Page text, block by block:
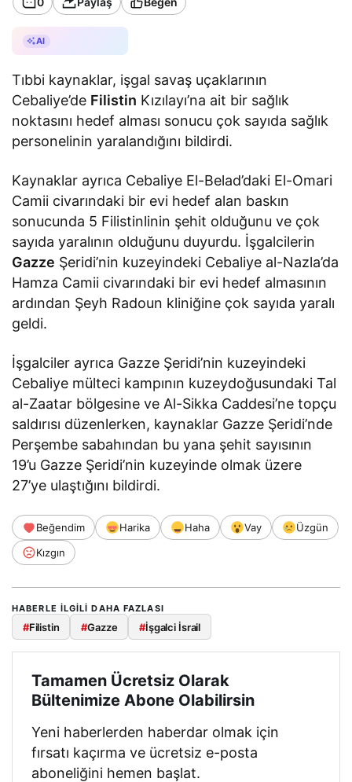
AI
Tıbbi kaynaklar, işgal savaş uçaklarının
Cebaliye’de Filistin Kızılayı’na ait bir sağlık
noktasını hedef alması sonucu çok sayıda sağlık
personelinin yaralandığını bildirdi.
Kaynaklar ayrıca Cebaliye El-Belad’daki El-Omari
Camii civarındaki bir evi hedef alan baskın
sonucunda 5 Filistinlinin şehit olduğunu ve çok
sayıda yaralının olduğunu duyurdu. İşgalcilerin
Gazze Şeridi’nin kuzeyindeki Cebaliye al-Nazla’da
Hamza Camii civarındaki bir evi hedef almasının
ardından Şeyh Radoun kliniğine çok sayıda yaralı
geldi.
İşgalciler ayrıca Gazze Şeridi’nin kuzeyindeki
Cebaliye mülteci kampının kuzeydoğusundaki Tal
al-Zaatar bölgesine ve Al-Sikka Caddesi’ne topçu
saldırısı düzenlerken, kaynaklar Gazze Şeridi’nde
Perşembe sabahından bu yana şehit sayısının
19’u Gazze Şeridi’nin kuzeyinde olmak üzere
27’ye ulaştığını bildirdi.
Beğendim Harika Haha Vay
Üzgün
Kızgın
HABERLE ILGILI DAHA FAZLASI
#Filistin #Gazze #İşgalci İsrail
Tamamen Ücretsiz Olarak
Bültenimize Abone Olabilirsin
Yeni haberlerden haberdar olmak için
fırsatı kaçırma ve ücretsiz e-posta
aboneliğini hemen başlat.